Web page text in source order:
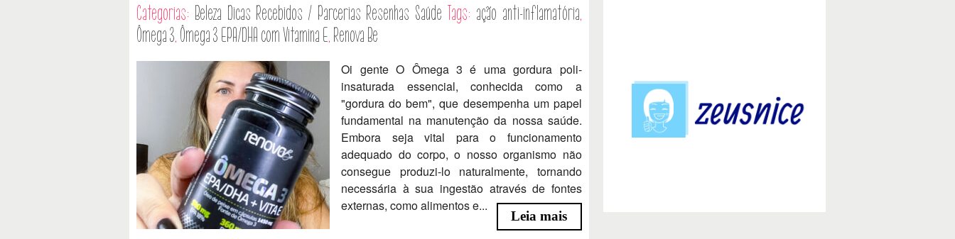
Categorias: Beleza Dicas Recebidos / Parcerias Resenhas Saúde Tags: ação anti-inflamatória,
Ômega 3, Ômega 3 EPA/DHA com Vitamina E, Renova Be
Oi gente O Ômega 3 é uma gordura poli-
insaturada essencial, conhecida como a
"gordura do bem", que desempenha um papel
fundamental na manutenção da nossa saúde.
Embora seja vital para o funcionamento
adequado do corpo, o nosso organismo não
consegue produzi-lo naturalmente, tornando
necessária à sua ingestão através de fontes
externas, como alimentos e...
Leia mais